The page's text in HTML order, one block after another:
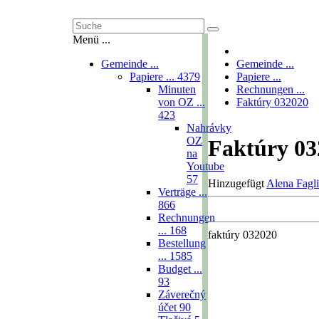
Menü ...
Gemeinde ...
Papiere ... 4379
Minuten
von OZ ...
423
Nahrávky
OZ
na
Youtube
57
Verträge ...
866
Rechnungen
... 168
Bestellung
... 1585
Budget ...
93
Záverečný
účet 90
Gemeinde ...
Papiere ...
Rechnungen ...
Faktúry 032020
Faktúry
Hinzugefügt Alena
faktúry 032020